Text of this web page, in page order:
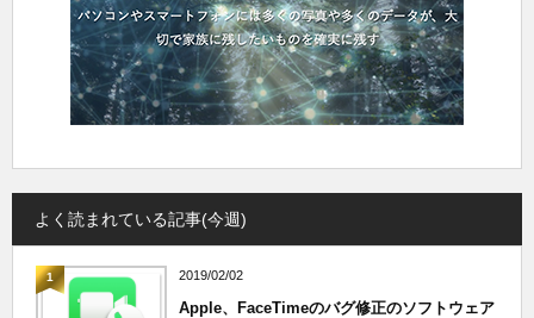
よく読まれている記事(今週)
1 2019/02/02
Apple、FaceTimeのバグ修正のソフトウェア